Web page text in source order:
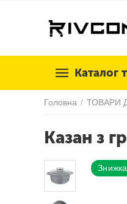
Каталог
Головна / ТОВАРИ
Казан з
Знижка -